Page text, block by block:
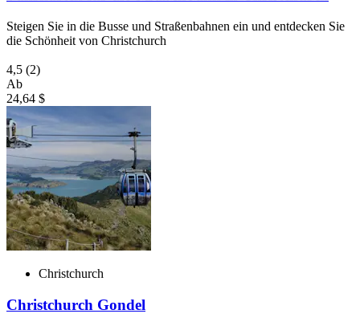
Steigen Sie in die Busse und Straßenbahnen ein und entdecken Sie
die Schönheit von Christchurch
4,5 (2)
Ab
24,64 $
Christchurch
Christchurch Gondel